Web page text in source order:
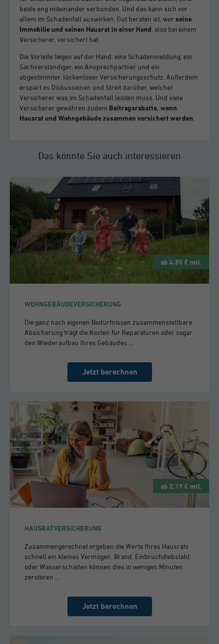
beide eng miteinander verbunden. Und das kann sich vor
allem im Schadenfall auswirken. Gut beraten ist, wer seine
Immobilie und seinen Hausrat in einer Hand , also bei einem
Versicherer, versichert hat.
Die Vorteile liegen auf der Hand: eine Schadenmeldung, ein
Sachverständiger, ein Ansprechpartner und ein
abgestimmter, lückenloser Versicherungsschutz. Außerdem
erspart es Diskussionen und Streit darüber, welcher
Versicherer was im Schadenfall leisten muss. Und viele
Versicherer gewähren zudem Beitragsrabatte, wenn
Hausrat und Wohngebäude zusammen versichert werden
Das könnte Sie auch interessieren
ab 4,85 € mtl.
WOHNGEBÄUDEVERSICHERUNG
Die ganz nach eigenen Bedürfnissen zusammenstellbare
Absicherung trägt die Kosten für Reparaturen oder sogar
den Wiederaufbau Ihres Gebäudes …
Jetzt berechnen
ab 2,19 € mtl.
HAUSRATVERSICHERUNG
Zusammengerechnet ergeben die Werte Ihres Hausrats
schnell ein kleines Vermögen. Brand, Einbruchdiebstahl
oder Wasserschäden können dies in wenigen Minuten
zerstören …
Jetzt berechnen